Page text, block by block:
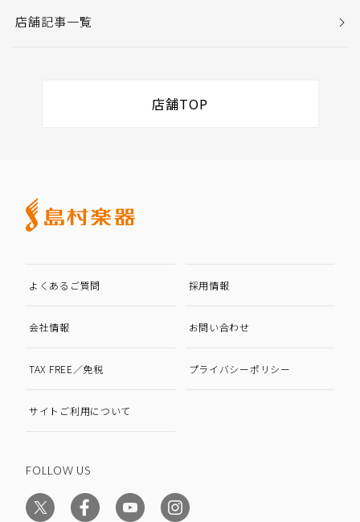
店舗記事一覧
店舗TOP
よくあるご質問 採用情報
会社情報 お問い合わせ
TAX FREE／免税 プライバシーポリシー
サイトご利用について
FOLLOW US